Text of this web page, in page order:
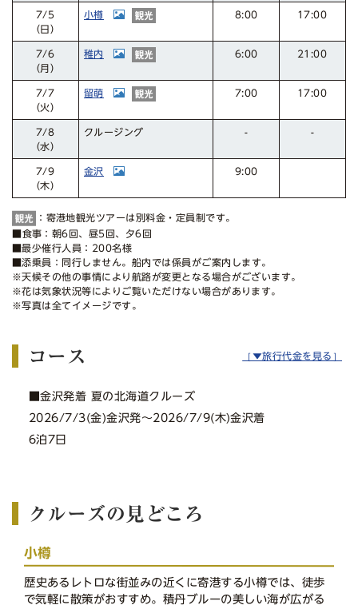
7/5
（日）
小樽 8:00 17:00
7/6
（月）
稚内 6:00 21:00
7/7
（火）
留萌 7:00 17:00
7/8
（水）
クルージング - -
7/9
（木）
金沢 9:00
：寄港地観光ツアーは別料金・定員制です。
■食事：朝6回、昼5回、夕6回
■最少催行人員：200名様
■添乗員：同行しません。船内では係員がご案内します。
※天候その他の事情により航路が変更となる場合がございます。
※花は気象状況等によりご覧いただけない場合があります。
※写真は全てイメージです。
コース ［▼旅行代金を見る］
■金沢発着 夏の北海道クルーズ
2026/7/3(金)金沢発〜2026/7/9(木)金沢着
6泊7日
クルーズの見どころ
小樽
歴史あるレトロな街並みの近くに寄港する小樽では、徒歩
で気軽に散策がおすすめ。積丹ブルーの美しい海が広がる